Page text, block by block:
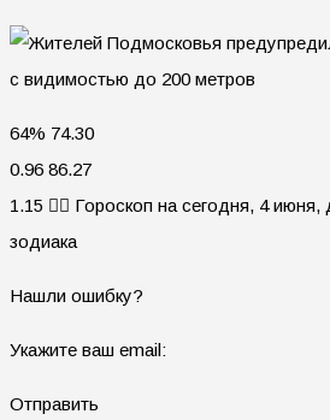
64% 74.30
0.96 86.27
1.15 🧙‍♀ Гороскоп на сегодня, 4 июня,
зодиака
Нашли ошибку?
Укажите ваш email:
Отправить